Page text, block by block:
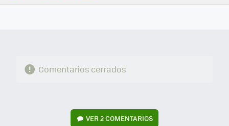
FACEBOOK
TWITTERFLIPBOARD
E-
WHATSAPP
Comentarios cerrados
VER2 COMENTARIOS